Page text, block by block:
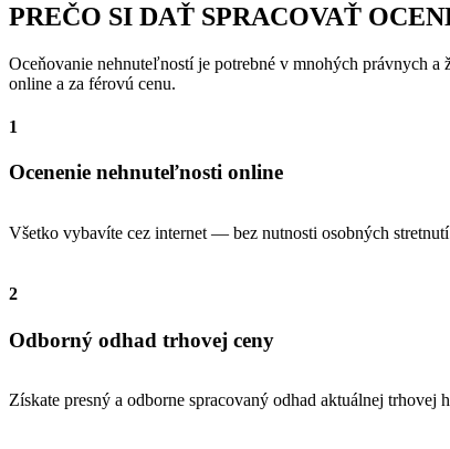
PREČO SI DAŤ SPRACOVAŤ
Oceňovanie nehnuteľností je potrebné v mnohých právnych
online a za férovú cenu.
1
Ocenenie nehnuteľnosti online
Všetko vybavíte cez internet — bez nutnosti osobných
2
Odborný odhad trhovej ceny
Získate presný a odborne spracovaný odhad aktuálnej